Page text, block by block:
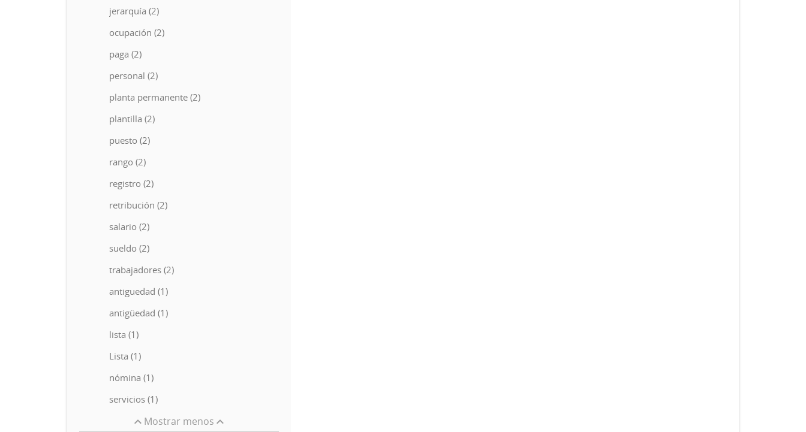
jerarquía (2)
ocupación (2)
paga (2)
personal (2)
planta permanente (2)
plantilla (2)
puesto (2)
rango (2)
registro (2)
retribución (2)
salario (2)
sueldo (2)
trabajadores (2)
antiguedad (1)
antigüedad (1)
lista (1)
Lista (1)
nómina (1)
servicios (1)
Mostrar menos